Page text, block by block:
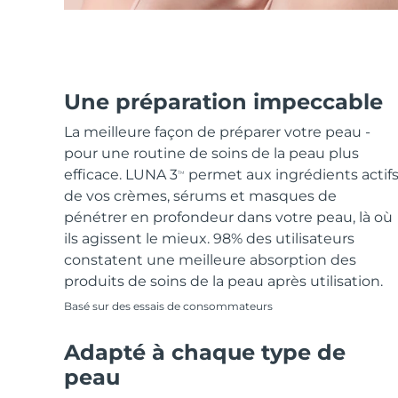
Une préparation impeccable
La meilleure façon de préparer votre peau -
pour une routine de soins de la peau plus
efficace. LUNA 3TM
permet aux ingrédients actifs
de vos crèmes, sérums et masques de
pénétrer en profondeur dans votre peau, là où
ils agissent le mieux. 98% des utilisateurs
constatent une meilleure absorption des
produits de soins de la peau après utilisation.
Basé sur des essais de consommateurs
Adapté à chaque type de
peau